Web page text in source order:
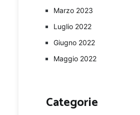
Marzo 2023
Luglio 2022
Giugno 2022
Maggio 2022
Categorie